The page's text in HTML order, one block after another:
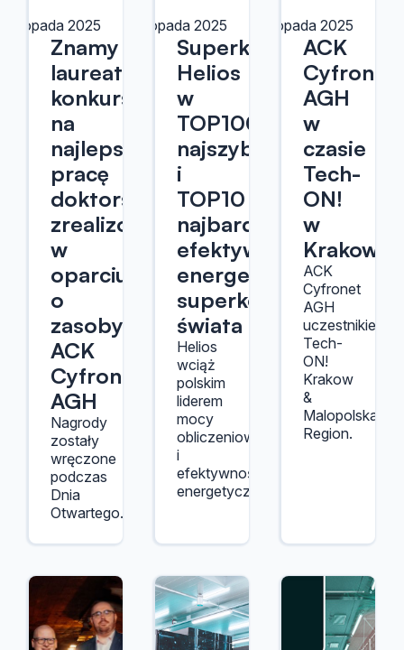
listopada 2025
Znamy
laureatów
konkursu
na
najlepszą
pracę
doktorską
zrealizowaną
w
oparciu
o
zasoby
ACK
Cyfronet
AGH
Nagrody
zostały
wręczone
podczas
Dnia
Otwartego.
18 listopada 2025
Superkomputer
Helios
w
TOP100
najszybszych
i
TOP10
najbardziej
efektywnych
energetycznie
superkomputerów
świata
Helios
wciąż
polskim
liderem
mocy
obliczeniowej
i
efektywności
energetycznej.
17 listopada 2025
ACK
Cyfronet
AGH
w
czasie
Tech-
ON!
w
Krakowie
ACK
Cyfronet
AGH
uczestnikiem
Tech-
ON!
Krakow
&
Malopolska
Region.